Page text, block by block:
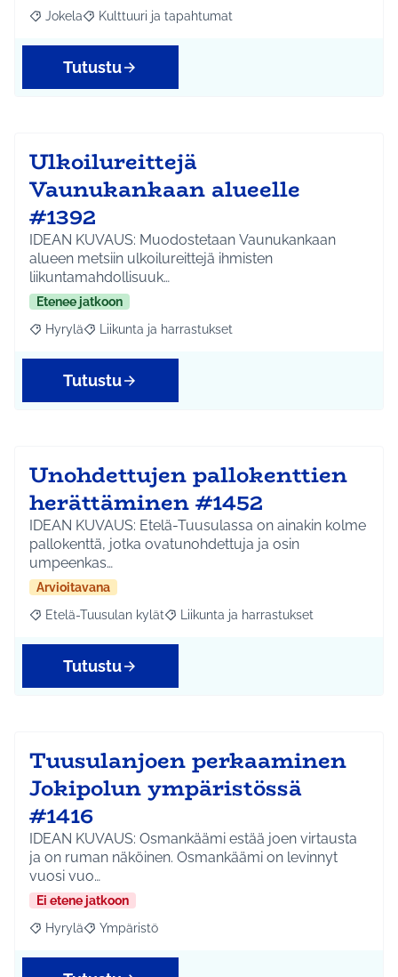
Rajaa tulokset aihepiirin mukaan: Jokela
Jokela Rajaa tulokset teeman mukaan: Kulttuuri ja
Kulttuuri ja tapahtumat
Tutustu
Ulkoilureittejä
Vaunukankaan alueelle
#1392
IDEAN KUVAUS: Muodostetaan Vaunukankaan
alueen metsiin ulkoilureittejä ihmisten
liikuntamahdollisuuk…
Etenee jatkoon
Rajaa tulokset aihepiirin mukaan: Hyrylä
Hyrylä Rajaa tulokset teeman mukaan: Liikunta ja
Liikunta ja harrastukset
Tutustu
Unohdettujen pallokenttien
herättäminen #1452
IDEAN KUVAUS: Etelä-Tuusulassa on ainakin kolme
pallokenttä, jotka ovatunohdettuja ja osin
umpeenkas…
Arvioitavana
Rajaa tulokset aihepiirin mukaan: Etelä-Tuusulan kylät
Etelä-Tuusulan kylät Rajaa tulokset teeman mukaan:
Liikunta ja harrastukset
Tutustu
Tuusulanjoen perkaaminen
Jokipolun ympäristössä
#1416
IDEAN KUVAUS: Osmankäämi estää joen virtausta
ja on ruman näköinen. Osmankäämi on levinnyt
vuosi vuo…
Ei etene jatkoon
Rajaa tulokset aihepiirin mukaan: Hyrylä
Hyrylä Rajaa tulokset teeman mukaan: Ympäristö
Ympäristö